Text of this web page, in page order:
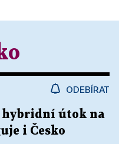
ODEBÍRAT
hybridní útok na
i Česko